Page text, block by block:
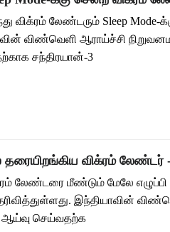
விக்ரம் லேண்டரும் Sleep
விண்வெளி ஆராய்ச்சி
சந்திரயான்-3
தரையிறங்கிய விக்ரம்
லேண்டரை மீண்டும் மேலே
இந்தியாவின்
ஆய்வு செய்வதற்க